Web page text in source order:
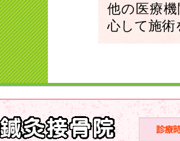
他の医療
心して施